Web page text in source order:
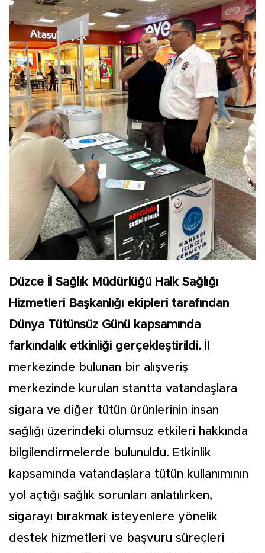
Düzce İl Sağlık Müdürlüğü Halk Sağlığı
Hizmetleri Başkanlığı ekipleri tarafından
Dünya Tütünsüz Günü kapsamında
farkındalık etkinliği gerçekleştirildi.
merkezinde bulunan bir alışveriş
merkezinde kurulan stantta vatandaşlara
sigara ve diğer tütün ürünlerinin insan
sağlığı üzerindeki olumsuz etkileri hakkında
bilgilendirmelerde bulunuldu. Etkinlik
kapsamında vatandaşlara tütün kullanımının
yol açtığı sağlık sorunları anlatılırken,
sigarayı bırakmak isteyenlere yönelik
destek hizmetleri ve başvuru süreçleri